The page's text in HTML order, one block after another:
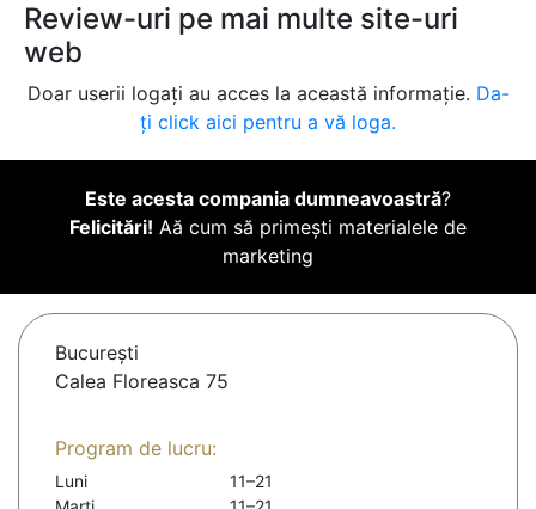
Review-uri pe mai multe site-uri
web
Doar userii logați au acces la această informație. Da-
ți click aici pentru a vă loga.
Este acesta compania dumneavoastră?
Felicitări! Aă cum să primești materialele de
marketing
Bucureşti
Calea Floreasca 75
Program de lucru:
Luni
11–21